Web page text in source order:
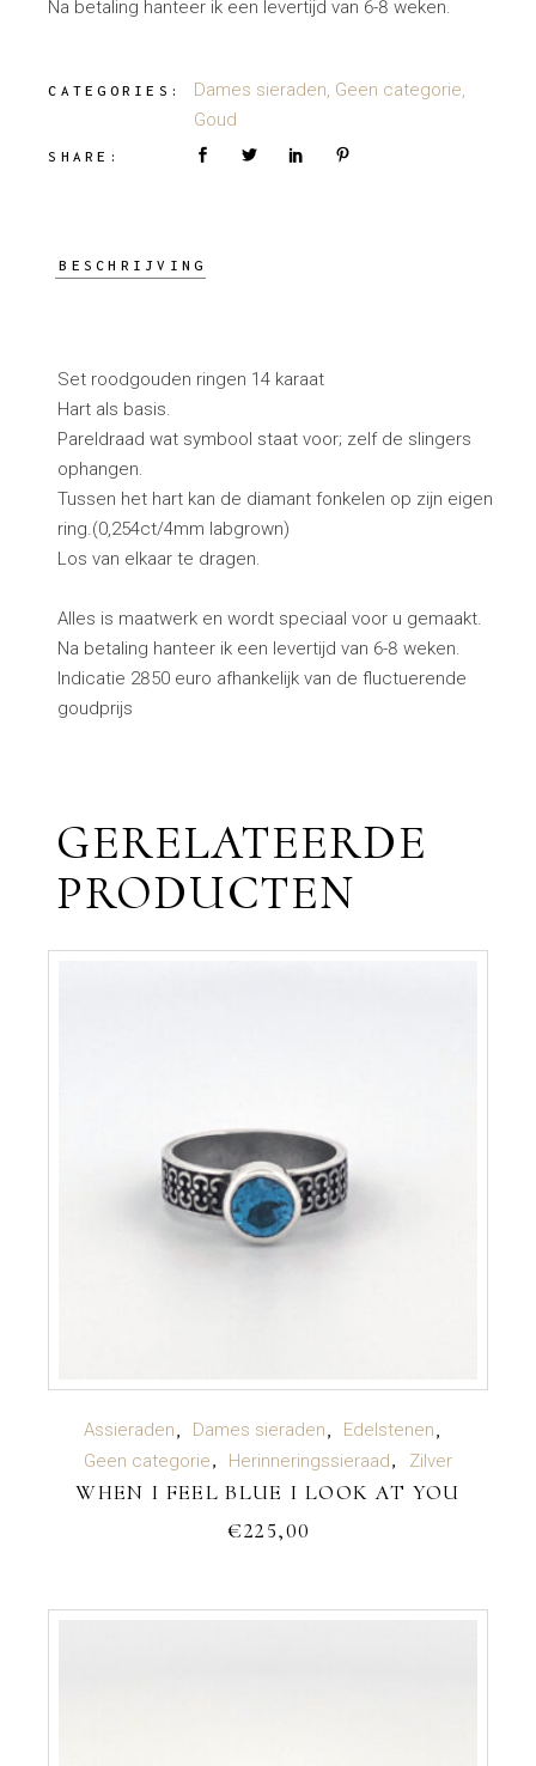
Na betaling hanteer ik een levertijd van 6-8 weken.
CATEGORIES: Dames sieraden, Geen categorie,
Goud
SHARE:
BESCHRIJVING
Set roodgouden ringen 14 karaat
Hart als basis.
Pareldraad wat symbool staat voor; zelf de slingers
ophangen.
Tussen het hart kan de diamant fonkelen op zijn eigen
ring.(0,254ct/4mm labgrown)
Los van elkaar te dragen.
Alles is maatwerk en wordt speciaal voor u gemaakt.
Na betaling hanteer ik een levertijd van 6-8 weken.
Indicatie 2850 euro afhankelijk van de fluctuerende
goudprijs
GERELATEERDE
PRODUCTEN
TOEVOEGEN AAN WINKELWAGEN
Assieraden Dames sieraden
Edelstenen
Geen categorie
Herinneringssieraad Zilver
WHEN I FEEL BLUE I LOOK AT YOU
€225,00